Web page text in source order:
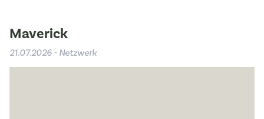
Maverick
21.07.2026 - Netzwerk